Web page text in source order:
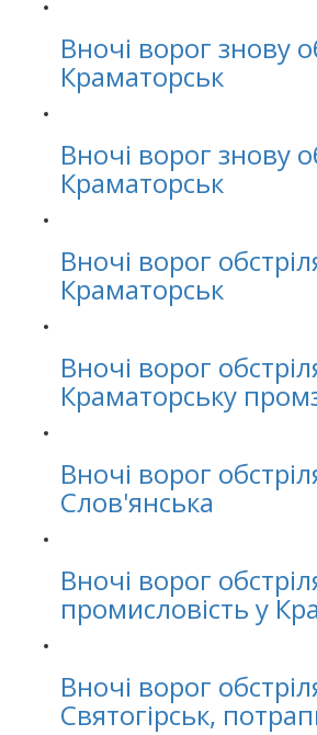
Вночі ворог знову
Краматорськ
Вночі ворог знову
Краматорськ
Вночі ворог
Краматорськ
Вночі ворог
Краматорську
Вночі ворог
Слов'янська
Вночі ворог
промисловість у
Вночі ворог
Святогірськ,